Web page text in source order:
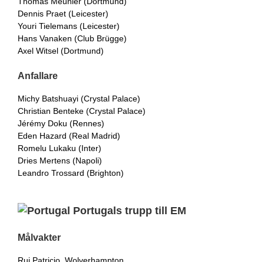
Dennis Praet (Leicester)
Youri Tielemans (Leicester)
Hans Vanaken (Club Brügge)
Axel Witsel (Dortmund)
Anfallare
Michy Batshuayi (Crystal Palace)
Christian Benteke (Crystal Palace)
Jérémy Doku (Rennes)
Eden Hazard (Real Madrid)
Romelu Lukaku (Inter)
Dries Mertens (Napoli)
Leandro Trossard (Brighton)
Portugals trupp till EM
Målvakter
Rui Patricio, Wolverhampton